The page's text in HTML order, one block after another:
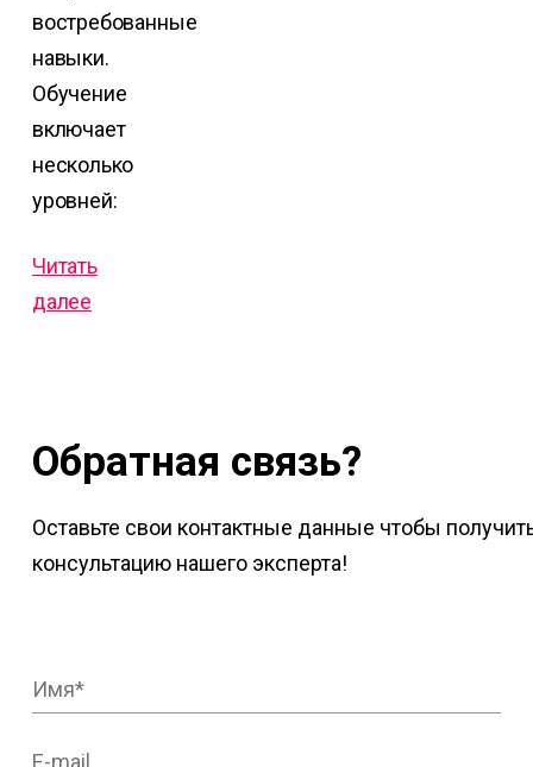
востребованные
навыки.
Обучение
включает
несколько
уровней:
Читать
далее
Обратная связь?
Оставьте свои контактные данные чтобы
консультацию нашего эксперта!